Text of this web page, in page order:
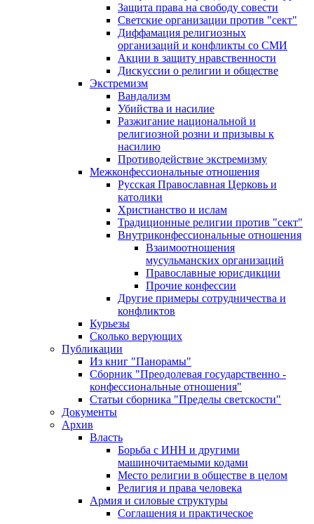
Защита права на свободу совести
Светские организации против "сект"
Диффамация религиозных
организаций и конфликты со СМИ
Акции в защиту нравственности
Дискуссии о религии и обществе
Экстремизм
Вандализм
Убийства и насилие
Разжигание национальной и
религиозной розни и призывы к
насилию
Противодействие экстремизму
Межконфессиональные отношения
Русская Православная Церковь и
католики
Христианство и ислам
Традиционные религии против "сект"
Внутриконфессиональные отношения
Взаимоотношения
мусульманских организаций
Православные юрисдикции
Прочие конфессии
Другие примеры сотрудничества и
конфликтов
Курьезы
Сколько верующих
Публикации
Из книг "Панорамы"
Сборник "Преодолевая государственно -
конфессиональные отношения"
Статьи сборника "Пределы светскости"
Документы
Архив
Власть
Борьба с ИНН и другими
машиночитаемыми кодами
Место религии в обществе в целом
Религия и права человека
Армия и силовые структуры
Соглашения и практическое